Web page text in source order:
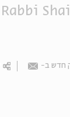
Rabbi
חדש ב- Email